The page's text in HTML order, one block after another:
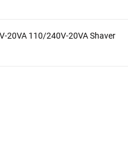
20VA 110/240V-20VA Shaver